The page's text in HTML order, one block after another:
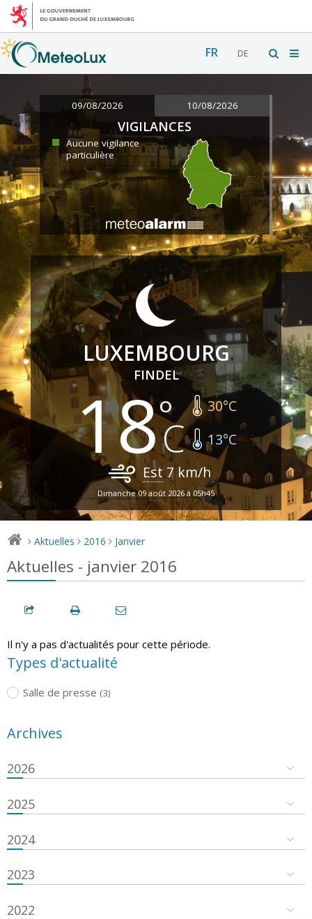
FR DE
09/08/2026 10/08/2026
VIGILANCES
Aucune vigilance
particulière
LUXEMBOURG
FINDEL
18 30°C
13°C
Est7 km/h
Dimanche 09 août 2026 à 05h45
> Aktuelles > 2016 > Janvier
Aktuelles - janvier 2016
Il n'y a pas d'actualités pour cette période.
Types d'actualité
Salle de presse (3)
Archives
2026
2025
2024
2023
2022